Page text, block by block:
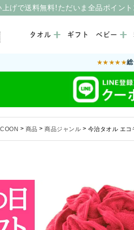
げで送料無料！ただいま全品ポイント
タオル
ギフト ベビー
★★★★★
> 商品 > 商品ジャンル > 今治タオル エコ